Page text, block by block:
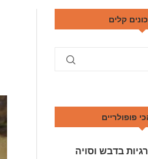
קלים
פופולריים
בדבש וסויה